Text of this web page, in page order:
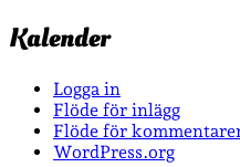
Kalender
Logga in
Flöde för inlägg
Flöde för
WordPress.org